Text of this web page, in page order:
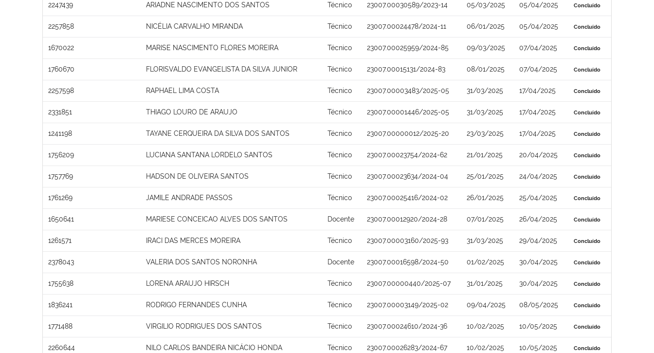
2247439 ARIADNE NASCIMENTO DOS SANTOS Técnico 23007.00030589/2023-14 05/03/2025 05/04/2025 Concluído
2257858 NICÉLIA CARVALHO MIRANDA Técnico 23007.00024478/2024-11 06/01/2025 05/04/2025 Concluído
1670022 MARISE NASCIMENTO FLORES MOREIRA Técnico 23007.00025959/2024-85 09/03/2025 07/04/2025 Concluído
1760670 FLORISVALDO EVANGELISTA DA SILVA JUNIOR Técnico 23007.00015131/2024-83 08/01/2025 07/04/2025 Concluído
2257598 RAPHAEL LIMA COSTA Técnico 23007.00003483/2025-05 31/03/2025 17/04/2025 Concluído
2331851 THIAGO LOURO DE ARAUJO Técnico 23007.00001446/2025-05 31/03/2025 17/04/2025 Concluído
1241198 TAYANE CERQUEIRA DA SILVA DOS SANTOS Técnico 23007.00000012/2025-20 23/03/2025 17/04/2025 Concluído
1756209 LUCIANA SANTANA LORDELO SANTOS Técnico 23007.00023754/2024-62 21/01/2025 20/04/2025 Concluído
1757769 HADSON DE OLIVEIRA SANTOS Técnico 23007.00023634/2024-04 25/01/2025 24/04/2025 Concluído
1761269 JAMILE ANDRADE PASSOS Técnico 23007.00025416/2024-02 26/01/2025 25/04/2025 Concluído
1650641 MARIESE CONCEICAO ALVES DOS SANTOS Docente 23007.00012920/2024-28 07/01/2025 26/04/2025 Concluído
1261571 IRACI DAS MERCES MOREIRA Técnico 23007.00003160/2025-93 31/03/2025 29/04/2025 Concluído
2378043 VALERIA DOS SANTOS NORONHA Docente 23007.00016598/2024-50 01/02/2025 30/04/2025 Concluído
1755638 LORENA ARAUJO HIRSCH Técnico 23007.00000440/2025-07 31/01/2025 30/04/2025 Concluído
1836241 RODRIGO FERNANDES CUNHA Técnico 23007.00003149/2025-02 09/04/2025 08/05/2025 Concluído
1771488 VIRGILIO RODRIGUES DOS SANTOS Técnico 23007.00024610/2024-36 10/02/2025 10/05/2025 Concluído
2260644 NILO CARLOS BANDEIRA NICÁCIO HONDA Técnico 23007.00026283/2024-67 10/02/2025 10/05/2025 Concluído